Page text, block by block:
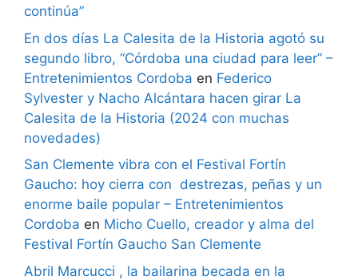
continúa”
En dos días La Calesita de la Historia agotó su
segundo libro, “Córdoba una ciudad para leer” –
Entretenimientos Cordoba en Federico
Sylvester y Nacho Alcántara hacen girar La
Calesita de la Historia (2024 con muchas
novedades)
San Clemente vibra con el Festival Fortín
Gaucho: hoy cierra con destrezas, peñas y un
enorme baile popular – Entretenimientos
Cordoba en Micho Cuello, creador y alma del
Festival Fortín Gaucho San Clemente
Abril Marcucci , la bailarina becada en la